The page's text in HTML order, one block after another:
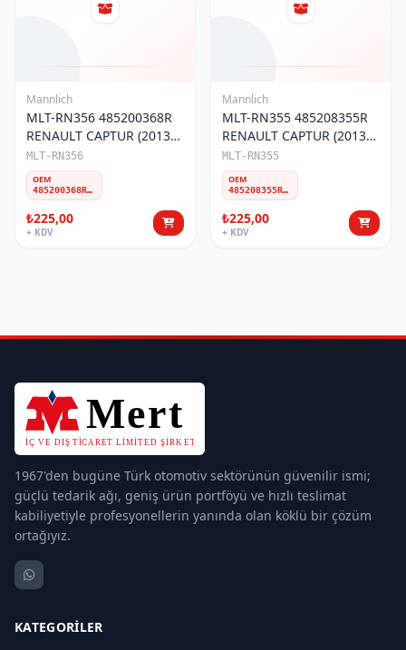
Mannlich
MLT-RN356 485200368R
RENAULT CAPTUR (2013-
20)/CLIO IV(2012-19)
ROTBAŞI SOL
MLT-RN356
OEM
485200368R 8660005250
₺225,00
+ KDV
Mannlich
MLT-RN355 485208355R
RENAULT CAPTUR (2013-
20)/CLIO IV(2012-19)
ROTBAŞI SAĞ
MLT-RN355
OEM
485208355R 8660005235
₺225,00
+ KDV
1967'den bugüne Türk otomotiv sektörünün güvenilir ismi;
güçlü tedarik ağı, geniş ürün portföyü ve hızlı teslimat
kabiliyetiyle profesyonellerin yanında olan köklü bir çözüm
ortağıyız.
KATEGORILER